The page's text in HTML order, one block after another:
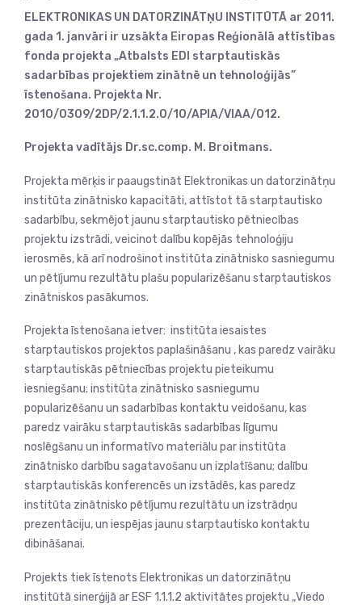
ELEKTRONIKAS UN DATORZINĀTŅU INSTITŪTĀ ar 2011.
gada 1. janvāri ir uzsākta Eiropas Reģionālā attīstības
fonda projekta „Atbalsts EDI starptautiskās
sadarbības projektiem zinātnē un tehnoloģijās”
īstenošana. Projekta Nr.
2010/0309/2DP/2.1.1.2.0/10/APIA/VIAA/012.
Projekta vadītājs Dr.sc.comp. M. Broitmans.
Projekta mērķis ir paaugstināt Elektronikas un datorzinātņu
institūta zinātnisko kapacitāti, attīstot tā starptautisko
sadarbību, sekmējot jaunu starptautisko pētniecības
projektu izstrādi, veicinot dalību kopējās tehnoloģiju
ierosmēs, kā arī nodrošinot institūta zinātnisko sasniegumu
un pētījumu rezultātu plašu popularizēšanu starptautiskos
zinātniskos pasākumos.
Projekta īstenošana ietver: institūta iesaistes
starptautiskos projektos paplašināšanu , kas paredz vairāku
starptautiskās pētniecības projektu pieteikumu
iesniegšanu; institūta zinātnisko sasniegumu
popularizēšanu un sadarbības kon­taktu veidošanu, kas
paredz vairāku starptautiskās sadarbības līgumu
noslēgšanu un informatīvo materiālu par institūta
zinātnisko darbību sagatavošanu un izplatīšanu; dalību
starptautiskās konferencēs un izstādēs, kas paredz
institūta zinātnisko pētījumu rezultātu un izstrādņu
prezentāciju, un iespējas jaunu starptautisko kontaktu
dibināšanai.
Projekts tiek īstenots Elektronikas un datorzinātņu
institūtā sinerģijā ar ESF 1.1.1.2 aktivitātes projektu „Viedo